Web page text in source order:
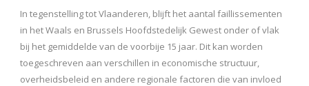
In tegenstelling tot Vlaanderen, blijft het aantal faillissementen
in het Waals en Brussels Hoofdstedelijk Gewest onder of vlak
bij het gemiddelde van de voorbije 15 jaar. Dit kan worden
toegeschreven aan verschillen in economische structuur,
overheidsbeleid en andere regionale factoren die van invloed